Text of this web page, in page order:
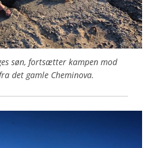
søn, fortsætter kampen mod
det gamle Cheminova.